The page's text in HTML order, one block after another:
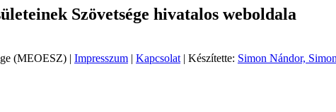
Szövetsége hivatalos weboldala
(MEOESZ) | Impresszum | Kapcsolat | Készítette: Simon Nándor,